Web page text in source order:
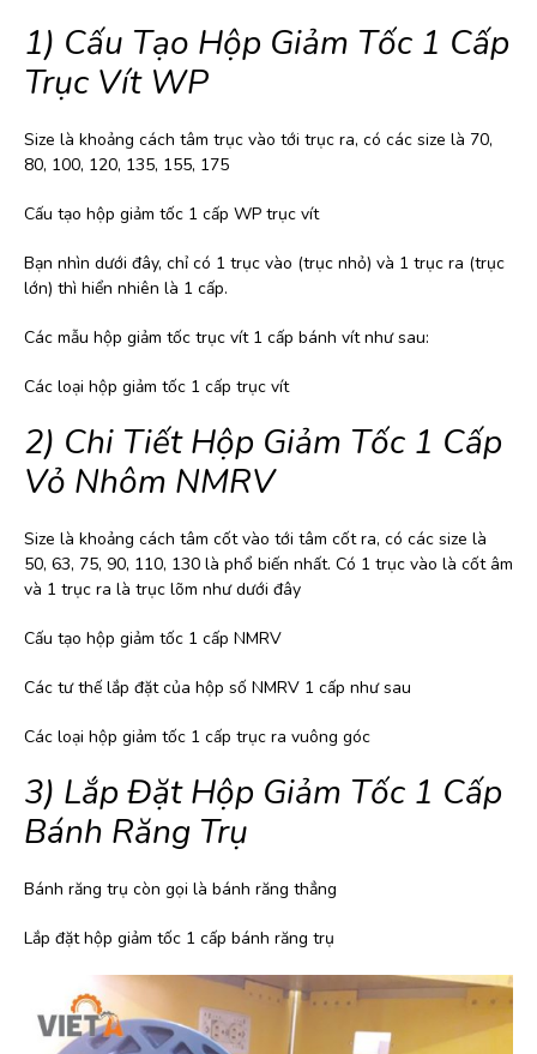
1) Cấu Tạo Hộp Giảm Tốc 1 Cấp
Trục Vít WP
Size là khoảng cách tâm trục vào tới trục ra, có các size là 70,
80, 100, 120, 135, 155, 175
Cấu tạo hộp giảm tốc 1 cấp WP trục vít
Bạn nhìn dưới đây, chỉ có 1 trục vào (trục nhỏ) và 1 trục ra (trục
lớn) thì hiển nhiên là 1 cấp.
Các mẫu hộp giảm tốc trục vít 1 cấp bánh vít như sau:
Các loại hộp giảm tốc 1 cấp trục vít
2) Chi Tiết Hộp Giảm Tốc 1 Cấp
Vỏ Nhôm NMRV
Size là khoảng cách tâm cốt vào tới tâm cốt ra, có các size là
50, 63, 75, 90, 110, 130 là phổ biến nhất. Có 1 trục vào là cốt âm
và 1 trục ra là trục lõm như dưới đây
Cấu tạo hộp giảm tốc 1 cấp NMRV
Các tư thế lắp đặt của hộp số NMRV 1 cấp như sau
Các loại hộp giảm tốc 1 cấp trục ra vuông góc
3) Lắp Đặt Hộp Giảm Tốc 1 Cấp
Bánh Răng Trụ
Bánh răng trụ còn gọi là bánh răng thẳng
Lắp đặt hộp giảm tốc 1 cấp bánh răng trụ